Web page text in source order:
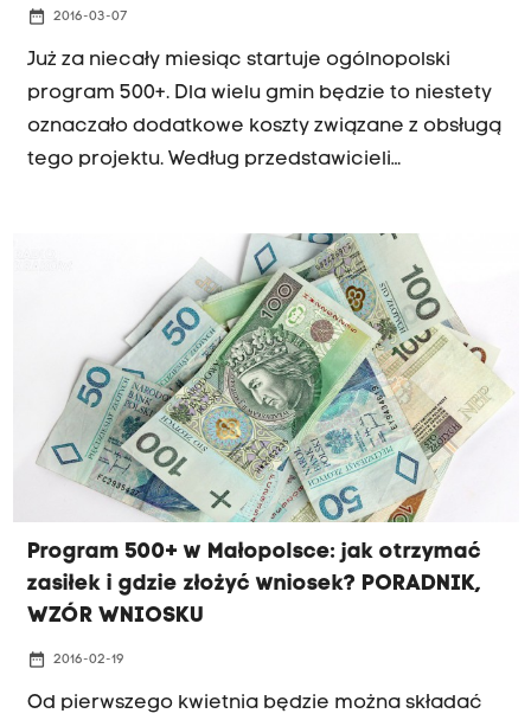
date_range 2016-03-07
Już za niecały miesiąc startuje ogólnopolski
program 500+. Dla wielu gmin będzie to niestety
oznaczało dodatkowe koszty związane z obsługą
tego projektu. Według przedstawicieli
niewystarczające.
Program 500+ w Małopolsce: jak otrzymać
zasiłek i gdzie złożyć wniosek? PORADNIK,
WZÓR WNIOSKU
date_range 2016-02-19
Od pierwszego kwietnia będzie można składać